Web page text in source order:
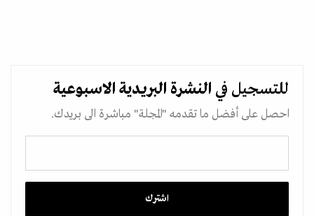
للتسجيل في النشرة البريدية الاسبوعية
احصل على أفضل ما تقدمه "المجلة" مباشرة الى بريدك.